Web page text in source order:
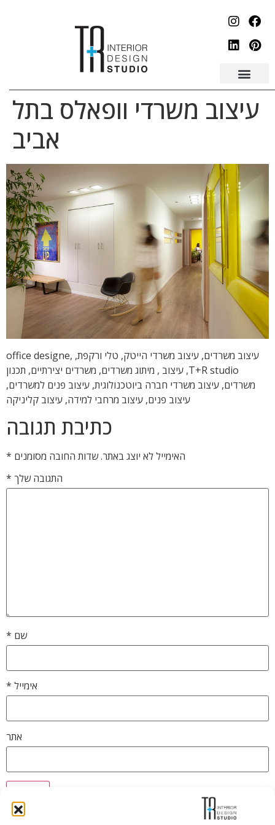
עיצוב משרדי וופאלס בתל
אביב
עיצוב משרדים, עיצוב משרדי הייטק, טלי ורקפת, office designe,
T+R studio, עיצוב , מיתוג משרדים, משרדים יצירתיים, תכנון
משרדים, עיצוב משרדי חברה ביוטכנולוגית, עיצוב פנים למשרדים,
עיצוב פנים, עיצוב מרחבי למידה, עיצוב קליניקה
כתיבת תגובה
האימייל לא יוצג באתר.שדות החובה מסומנים *
התגובה שלך *
שם *
אימייל *
אתר